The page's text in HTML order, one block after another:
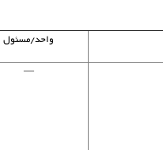
واحد/مسئول
—